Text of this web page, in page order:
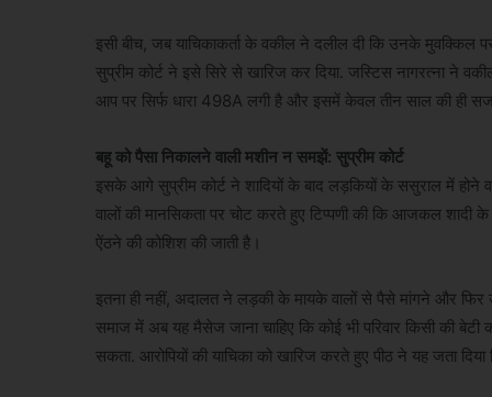
इसी बीच, जब याचिकाकर्ता के वकील ने दलील दी कि उनके मुवक्किल
सुप्रीम कोर्ट ने इसे सिरे से खारिज कर दिया. जस्टिस नागरत्ना ने
आप पर सिर्फ धारा 498A लगी है और इसमें केवल तीन साल की ही
बहू को पैसा निकालने वाली मशीन न समझें: सुप्रीम कोर्ट
इसके आगे सुप्रीम कोर्ट ने शादियों के बाद लड़कियों के ससुराल में होने
वालों की मानसिकता पर चोट करते हुए टिप्पणी की कि आजकल शादी
ऐंठने की कोशिश की जाती है।
इतना ही नहीं, अदालत ने लड़की के मायके वालों से पैसे मांगने और फिर
समाज में अब यह मैसेज जाना चाहिए कि कोई भी परिवार किसी की
सकता. आरोपियों की याचिका को खारिज करते हुए पीठ ने यह जता